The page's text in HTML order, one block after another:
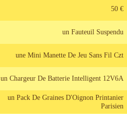
50 €
un Fauteuil Suspendu
une Mini Manette De Jeu Sans Fil Czt
un Chargeur De Batterie Intelligent 12V6A
un Pack De Graines D'Oignon Printanier
Parisien